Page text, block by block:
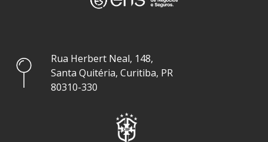
Rua Herbert Neal, 148,
Santa Quitéria, Curitiba, PR
80310-330